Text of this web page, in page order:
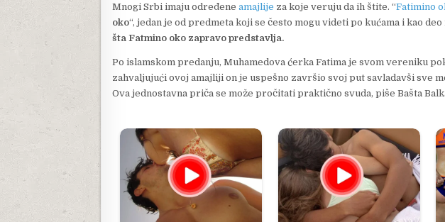
Mnogi Srbi imaju određene amajlije za koje veruju da ih štite. “Fatimino
oko“, jedan je od predmeta koji se često mogu videti po kućama i kao
šta Fatmino oko zapravo predstavlja.
Po islamskom predanju, Muhamedova ćerka Fatima je svom vereniku
zahvaljujući ovoj amajliji on je uspešno završio svoj put savladavši sve
Ova jednostavna priča se može pročitati praktično svuda, piše Bašta